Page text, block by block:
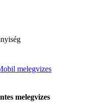
melegvizes
melegvizes